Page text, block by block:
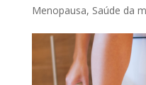
Menopausa, Saúde da